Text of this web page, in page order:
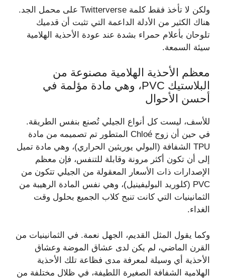
ولكن لا تأخذ فقط كلمة Twitterverse على محمل الجد.
هناك الكثير من الأدلة الداعمة التي تثبت أن قدميك
تلوحان بأعلام حمراء بشدة عند عودة الأحذية الهلامية
سيئة السمعة.
معظم الأحذية الهلامية مصنوعة من
البلاستيك PVC، وهي مادة مؤلمة في
أحسن الأحوال
للأسف، ليست كل أنواع الجيلي تُصنع بنفس الطريقة.
في حين أن زوج Chloé المتطور تم تصميمه من مادة
TPU الشفافة (البولي يوريثين الحراري)، وهي مادة تميل
إلى أن تكون أكثر مرونة وقابلة للتنفس، فإن معظم
الإصدارات ذات الأسعار المعقولة من الجيلي تتكون من
PVC (كلوريد البوليفينيل)، وهي نفس المادة الرهيبة من
الثمانينيات التي كانت تنبح كلاب الجميع بحلول وقت
الغداء.
وكما يقول المثل القديم، الجهل نعمة. في الثمانينيات من
القرن الماضي، لم يكن لدى عشاق الموضة وعشاق
الأحذية أي وسيلة لمعرفة مدى فظاعة تلك الأحذية
الهلامية الشفافة الصغيرة اللطيفة، في ظلال مختلفة من